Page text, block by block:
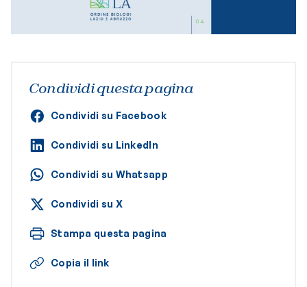
Condividi questa pagina
Condividi su Facebook
Condividi su LinkedIn
Condividi su Whatsapp
Condividi su X
Stampa questa pagina
Copia il link